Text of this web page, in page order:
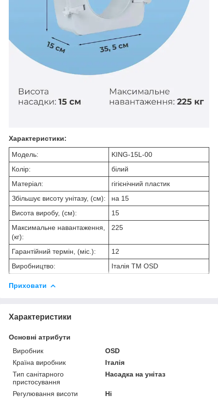
Характеристики:
Модель:
KING-15L-00
Колір:
білий
Матеріал:
гігієнічний пластик
Збільшує висоту унітазу, (см):
на 15
Висота виробу, (см):
15
Максимальне навантаження,
(кг):
225
Гарантійний термін, (міс.):
12
Виробництво:
Італія TM OSD
Приховати
Характеристики
Основні атрибути
Виробник
ОSD
Країна виробник
Італія
Тип санітарного
пристосування
Насадка на унітаз
Регулювання висоти
Ні